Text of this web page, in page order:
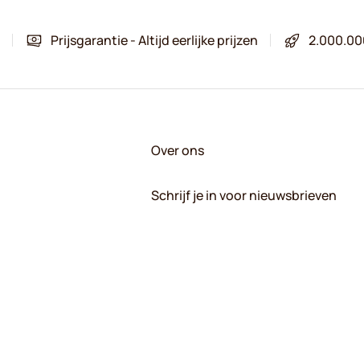
Prijsgarantie - Altijd eerlijke prijzen
Over ons
Schrijf je in voor nieuwsbrieven